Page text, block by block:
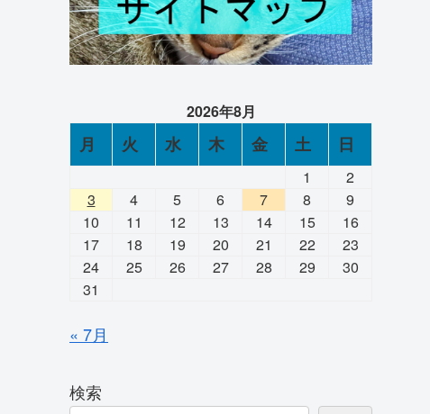
2026年8月
月 火 水 木 金 土 日
1
2
3
4 5 6 7 8
9
10
11 12 13 14 15
16
17
18 19 20 21 22
23
24
25 26 27 28 29
30
31
« 7月
検索